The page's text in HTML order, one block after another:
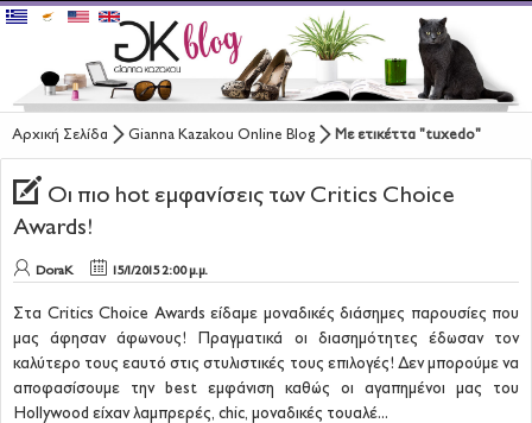
ΠΙΣΩ ΣΤΟ ΚΑΤΑΣΤΗΜΑ
ΤΑ ΝΕΑ ΤΟΥ GIANNA KAZAKOU ONLINE
BEAUTY & WELLNESS
Αρχική Σελίδα Gianna Kazakou Online Blog Με ετικέττα "tuxedo"
Οι πιο hot εμφανίσεις των Critics Choice
Awards!
DoraK 15/1/2015 2:00 μ.μ.
Στα Critics Choice Awards είδαμε μοναδικές διάσημες παρουσίες που
μας άφησαν άφωνους! Πραγματικά οι διασημότητες έδωσαν τον
καλύτερο τους εαυτό στις στυλιστικές τους επιλογές! Δεν μπορούμε να
αποφασίσουμε την best εμφάνιση καθώς οι αγαπημένοι μας του
Hollywood είχαν λαμπρερές, chic, μοναδικές τουαλέ...